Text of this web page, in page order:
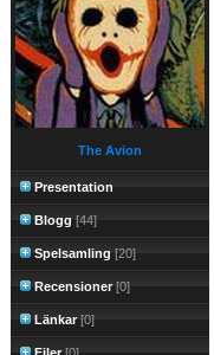
The Avion
Presentation
Blogg [44]
Spelsamling [20]
Recensioner[0]
Länkar[0]